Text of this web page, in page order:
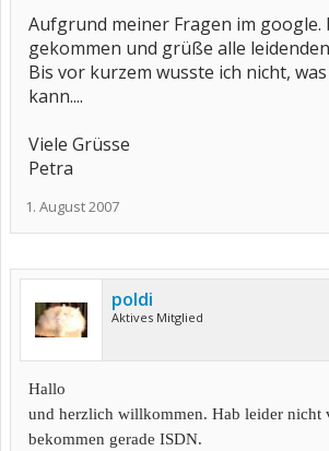
Aufgrund meiner Fragen im google.
gekommen und grüße alle
Bis vor kurzem wusste ich nicht,
kann....
Viele Grüsse
Petra
1. August 2007
poldi
Aktives Mitglied
Hallo
und herzlich willkommen. Hab leider nicht
bekommen gerade ISDN.